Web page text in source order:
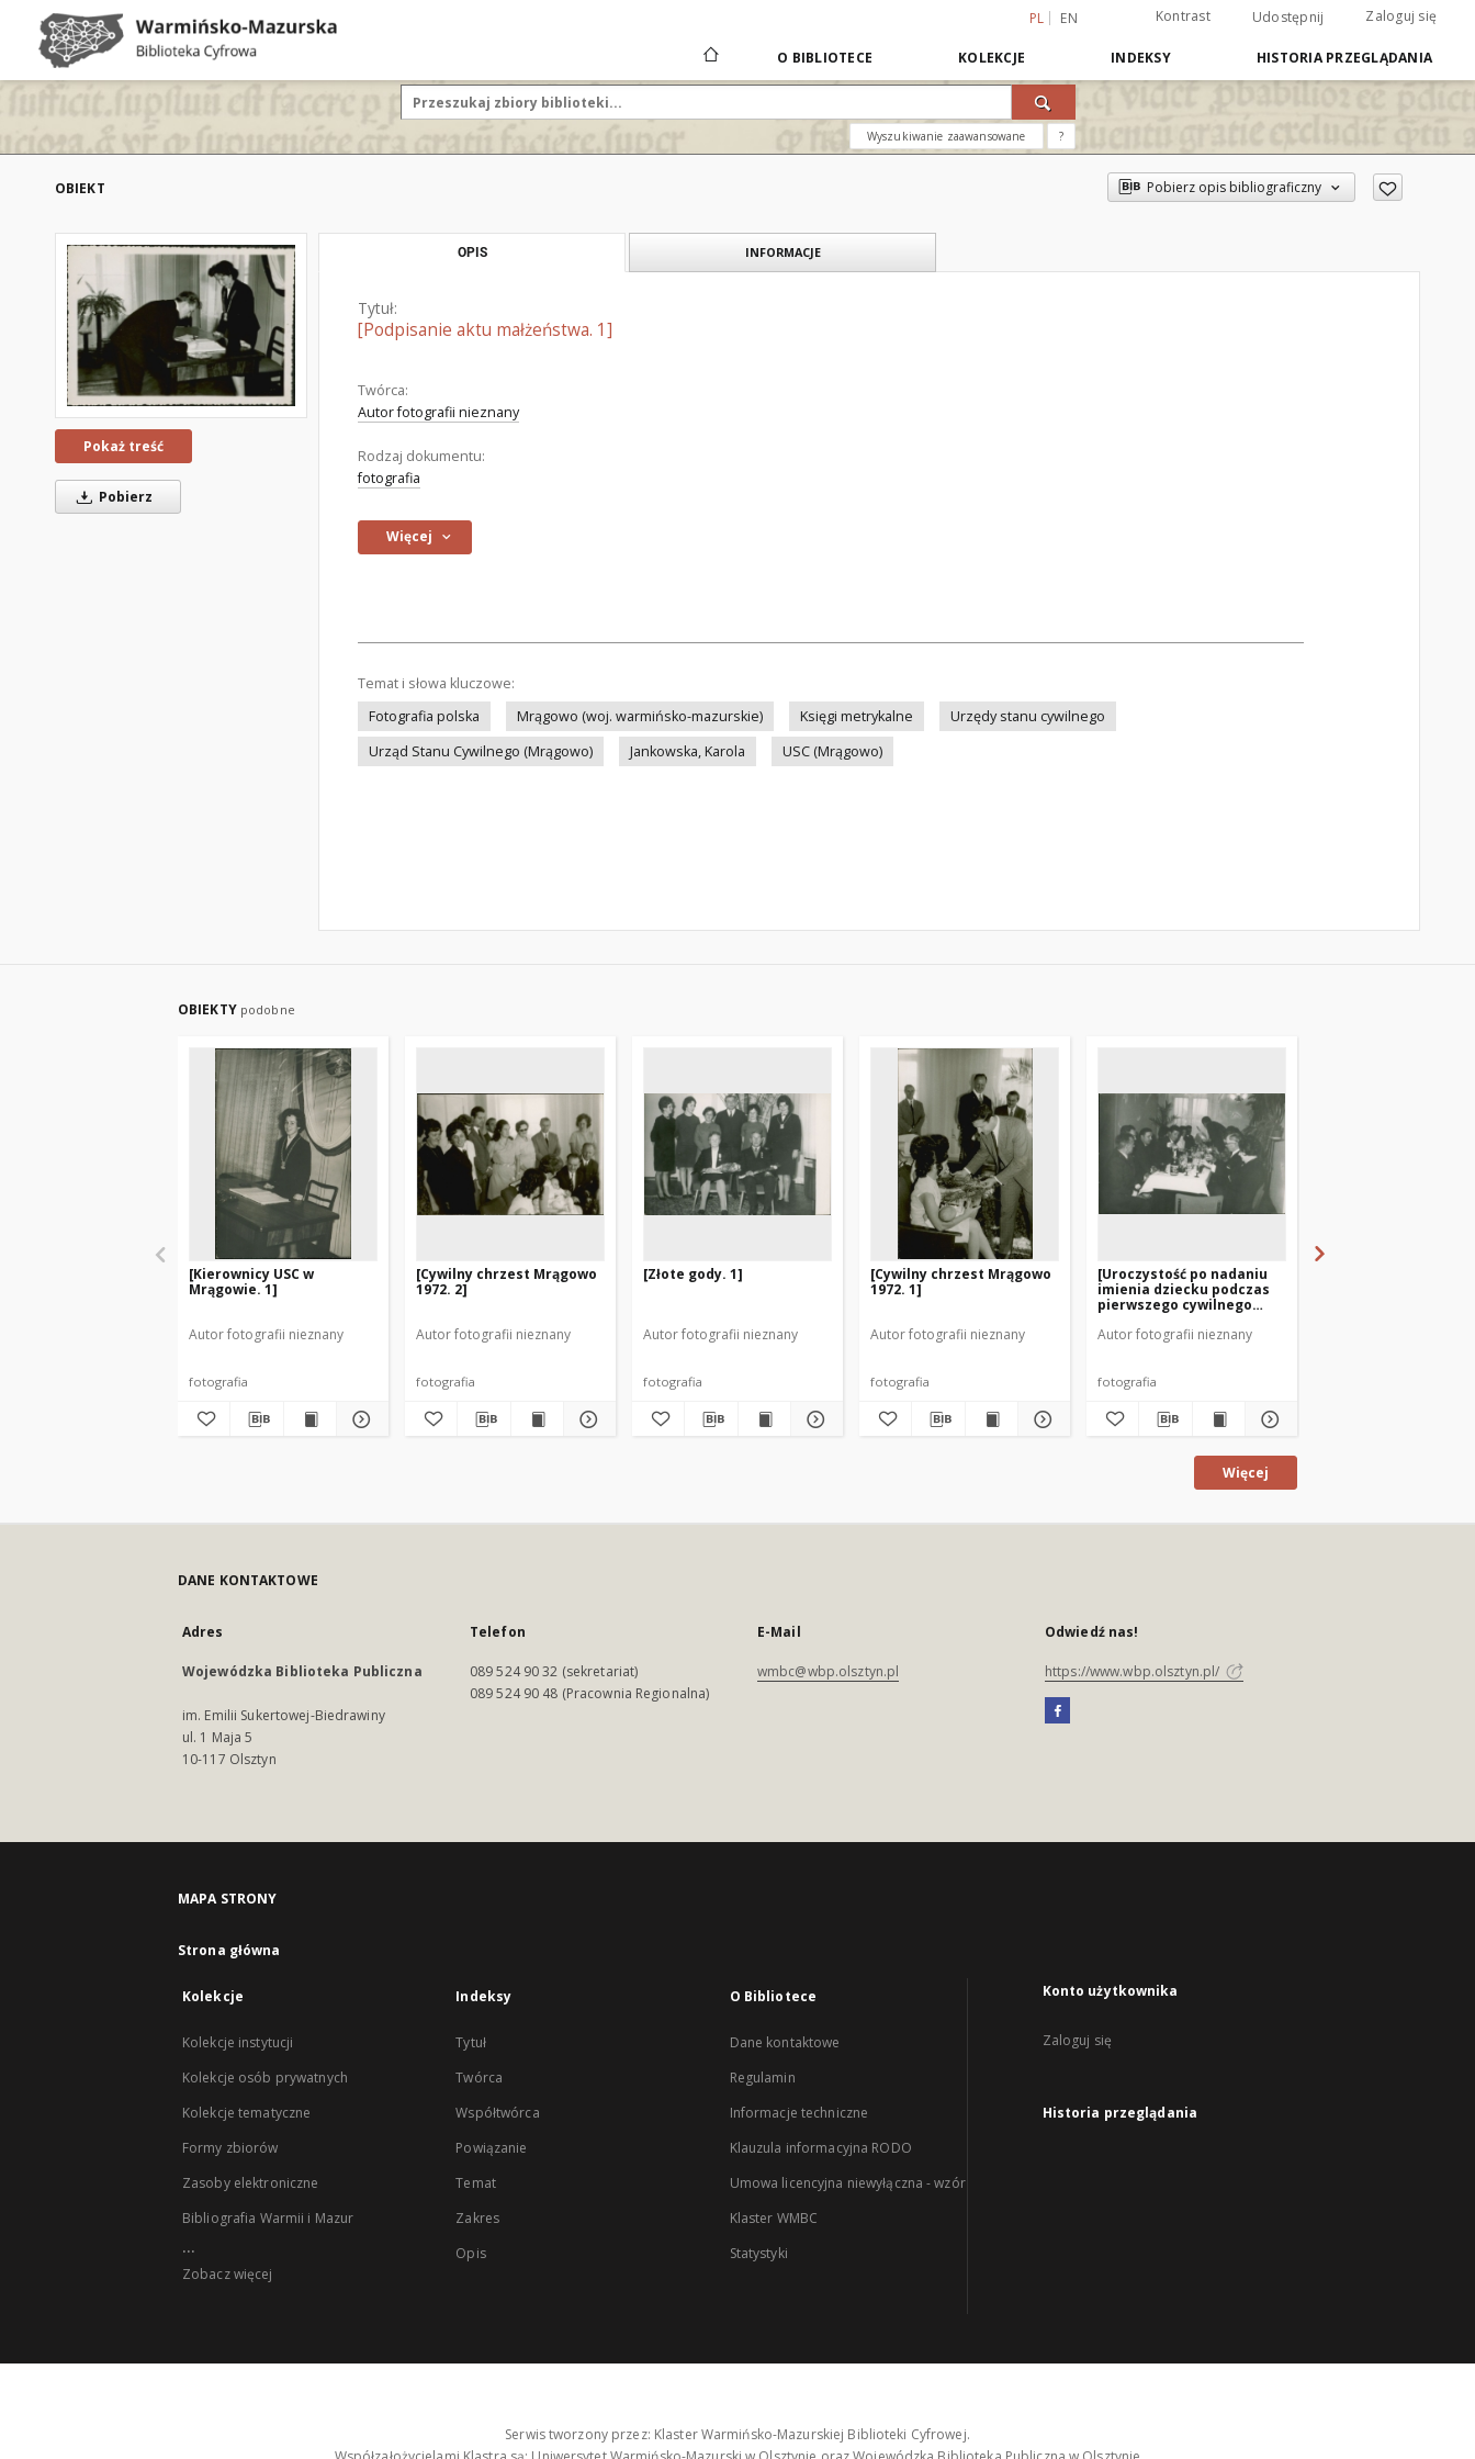
PL EN Kontrast Udostępnij Zaloguj się
O BIBLIOTECE KOLEKCJE INDEKSY HISTORIA PRZEGLĄDANIA
Wyszukiwanie zaawansowane ?
OBIEKT Pobierz opis bibliograficzny
Pokaż treść
Pobierz
OPIS INFORMACJE
Tytuł:
[Podpisanie aktu małżeństwa. 1]
Twórca:
Autor fotografii nieznany
Rodzaj dokumentu:
fotografia
Więcej
Temat i słowa kluczowe:
Fotografia polska
Mrągowo (woj. warmińsko-mazurskie) Księgi metrykalne
Urzędy stanu cywilnego
Urząd Stanu Cywilnego (Mrągowo)
Jankowska, Karola USC (Mrągowo)
OBIEKTY podobne
[Kierownicy USC w
Mrągowie. 1]
Autor fotografii nieznany
fotografia
[Cywilny chrzest Mrągowo
1972. 2]
Autor fotografii nieznany
fotografia
[Złote gody. 1]
Autor fotografii nieznany
fotografia
[Cywilny chrzest Mrągowo
1972. 1]
Autor fotografii nieznany
fotografia
[Uroczystość po nadaniu
imienia dziecku podczas
pierwszego cywilnego
Autor fotografii nieznany
fotografia
Więcej
DANE KONTAKTOWE
Adres
Wojewódzka Biblioteka Publiczna
im. Emilii Sukertowej-Biedrawiny
ul. 1 Maja 5
10-117 Olsztyn
Telefon
089 524 90 32 (sekretariat)
089 524 90 48 (Pracownia Regionalna)
E-Mail
wmbc@wbp.olsztyn.pl
Odwiedź nas!
https://www.wbp.olsztyn.pl/
MAPA STRONY
Strona główna
Kolekcje
Kolekcje instytucji
Kolekcje osób prywatnych
Kolekcje tematyczne
Formy zbiorów
Zasoby elektroniczne
Bibliografia Warmii i Mazur
...
Zobacz więcej
Indeksy
Tytuł
Twórca
Współtwórca
Powiązanie
Temat
Zakres
Opis
O Bibliotece
Dane kontaktowe
Regulamin
Informacje techniczne
Klauzula informacyjna RODO
Umowa licencyjna niewyłączna - wzór
Klaster WMBC
Statystyki
Konto użytkownika
Zaloguj się
Historia przeglądania
Serwis tworzony przez: Klaster Warmińsko-Mazurskiej Biblioteki Cyfrowej.